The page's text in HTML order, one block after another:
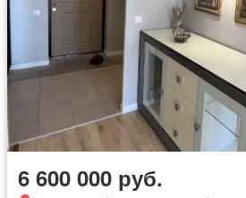
6 600 000 руб.